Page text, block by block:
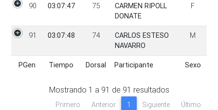
PGen Tiempo Dorsal Participante Sexo
90 03:07:47 75
CARMEN RIPOLL
DONATE
F
91 03:07:48 74
CARLOS ESTESO
NAVARRO
M
PGen Tiempo Dorsal Participante Sexo
Mostrando 1 a 91 de 91 resultados
Primero Anterior 1 Siguiente Último